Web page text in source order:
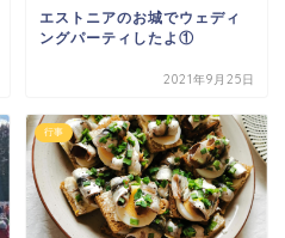
エストニアのお城でウェディ
ングパーティしたよ①
2021年9月25日
行事